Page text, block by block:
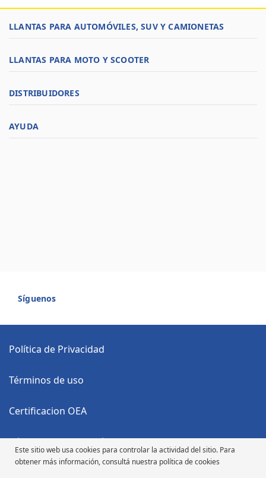
Este sitio web usa cookies para controlar la actividad del sitio. Para
obtener más información, consultá nuestra política de cookies
LLANTAS PARA AUTOMÓVILES, SUV Y CAMIONETAS
LLANTAS PARA MOTO Y SCOOTER
DISTRIBUIDORES
AYUDA
Síguenos
Política de Privacidad
Términos de uso
Certificacion OEA
Código Anticorrupción